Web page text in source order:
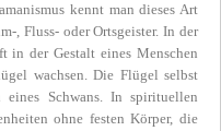
kennt man dieses Art
, Fluss- oder Ortsgeister. In der
in der Gestalt eines Menschen
wachsen. Die Flügel selbst
Schwans. In spirituellen
ohne festen Körper, die